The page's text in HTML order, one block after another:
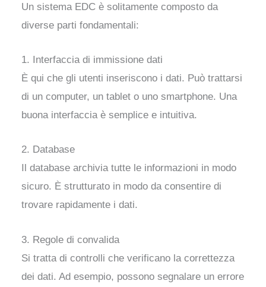
Un sistema EDC è solitamente composto da
diverse parti fondamentali:
1. Interfaccia di immissione dati
È qui che gli utenti inseriscono i dati. Può trattarsi
di un computer, un tablet o uno smartphone. Una
buona interfaccia è semplice e intuitiva.
2. Database
Il database archivia tutte le informazioni in modo
sicuro. È strutturato in modo da consentire di
trovare rapidamente i dati.
3. Regole di convalida
Si tratta di controlli che verificano la correttezza
dei dati. Ad esempio, possono segnalare un errore